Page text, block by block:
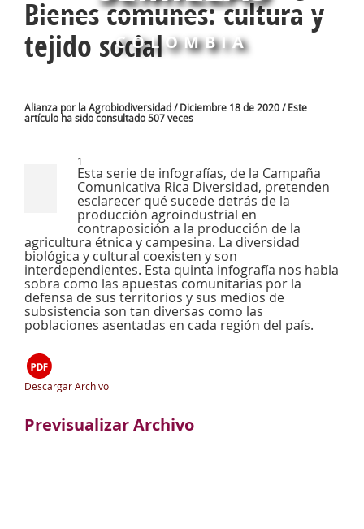
COLOMBIA
Bienes comunes: cultura y
tejido social
Alianza por la Agrobiodiversidad / Diciembre 18 de 2020 / Este
artículo ha sido consultado 507 veces
1
Esta serie de infografías, de la Campaña
Comunicativa Rica Diversidad, pretenden
esclarecer qué sucede detrás de la
producción agroindustrial en
contraposición a la producción de la
agricultura étnica y campesina. La diversidad
biológica y cultural coexisten y son
interdependientes. Esta quinta infografía nos habla
sobra como las apuestas comunitarias por la
defensa de sus territorios y sus medios de
subsistencia son tan diversas como las
poblaciones asentadas en cada región del país.
Descargar Archivo
Previsualizar Archivo